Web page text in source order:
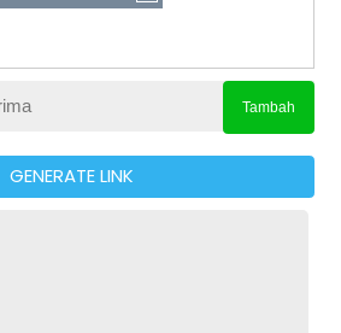
Tambah
GENERATE LINK